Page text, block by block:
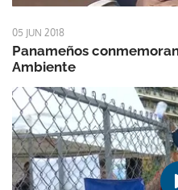
05 JUN 2018
Panameños
Ambiente